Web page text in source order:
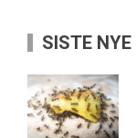
SISTE NYE